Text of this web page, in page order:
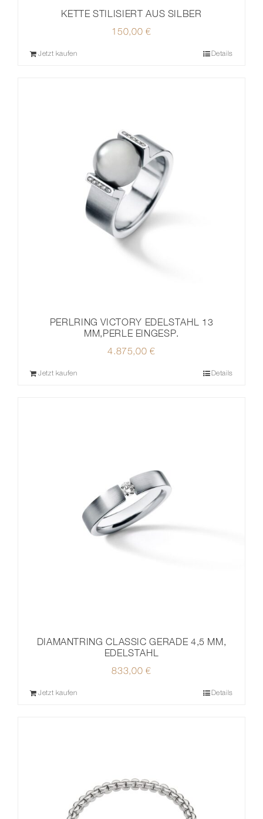
KETTE STILISIERT AUS SILBER
150,00 €
Jetzt kaufen Details
PERLRING VICTORY EDELSTAHL 13
MM,PERLE EINGESP.
4.875,00€
Jetzt kaufen Details
DIAMANTRING CLASSIC GERADE 4,5 MM,
EDELSTAHL
833,00 €
Jetzt kaufen Details